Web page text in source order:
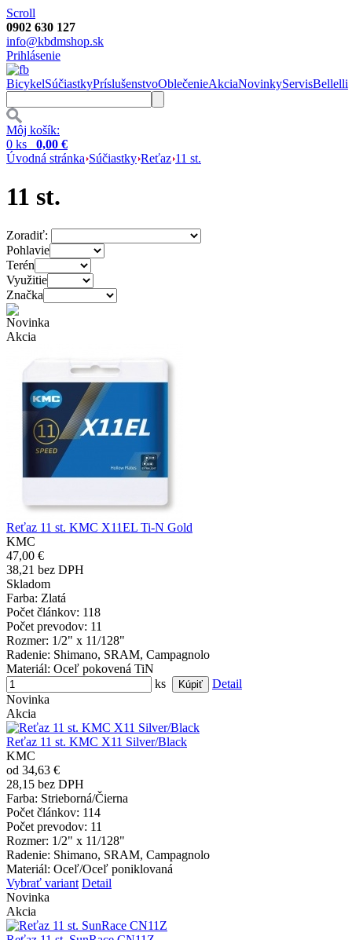
Scroll
0902 630 127
info@kbdmshop.sk
Prihlásenie
BicykelSúčiastkyPríslušenstvoOblečenieAkciaNovinkyServisBellelli
Môj košík:
0 ks 0,00 €
Úvodná stránka Súčiastky Reťaz 11 st.
11 st.
Zoradiť:
Pohlavie
Terén
Využitie
Značka
Novinka
Akcia
Reťaz 11 st. KMC X11EL Ti-N Gold
KMC
47,00 €
38,21 bez DPH
Skladom
Farba: Zlatá
Počet článkov: 118
Počet prevodov: 11
Rozmer: 1/2" x 11/128"
Radenie: Shimano, SRAM, Campagnolo
Materiál: Oceľ pokovená TiN
ks
Detail
Novinka
Akcia
Reťaz 11 st. KMC X11 Silver/Black
KMC
od 34,63 €
28,15 bez DPH
Farba: Strieborná/Čierna
Počet článkov: 114
Počet prevodov: 11
Rozmer: 1/2" x 11/128"
Radenie: Shimano, SRAM, Campagnolo
Materiál: Oceľ/Oceľ poniklovaná
Vybrať variant Detail
Novinka
Akcia